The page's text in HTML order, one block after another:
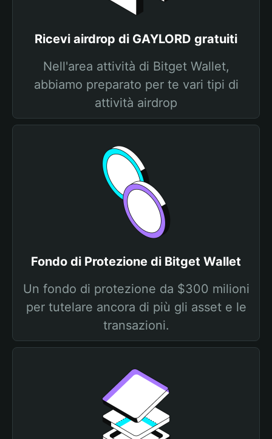
Ricevi airdrop di GAYLORD gratuiti
Nell'area attività di Bitget Wallet,
abbiamo preparato per te vari tipi di
attività airdrop
Fondo di Protezione di Bitget Wallet
Un fondo di protezione da $300 milioni
per tutelare ancora di più gli asset e le
transazioni.